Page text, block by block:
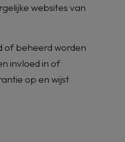
websites van
of beheerd worden
invloed in of
op en wijst